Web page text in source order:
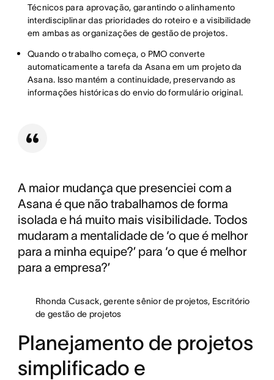
Técnicos para aprovação, garantindo o alinhamento
interdisciplinar das prioridades do roteiro e a visibilidade
em ambas as organizações de gestão de projetos.
Quando o trabalho começa, o PMO converte
automaticamente a tarefa da Asana em um projeto da
Asana. Isso mantém a continuidade, preservando as
informações históricas do envio do formulário original.
A maior mudança que presenciei com a
Asana é que não trabalhamos de forma
isolada e há muito mais visibilidade. Todos
mudaram a mentalidade de ‘o que é melhor
para a minha equipe?’ para ‘o que é melhor
para a empresa?’
Rhonda Cusack, gerente sênior de projetos, Escritório
de gestão de projetos
Planejamento de projetos
simplificado e